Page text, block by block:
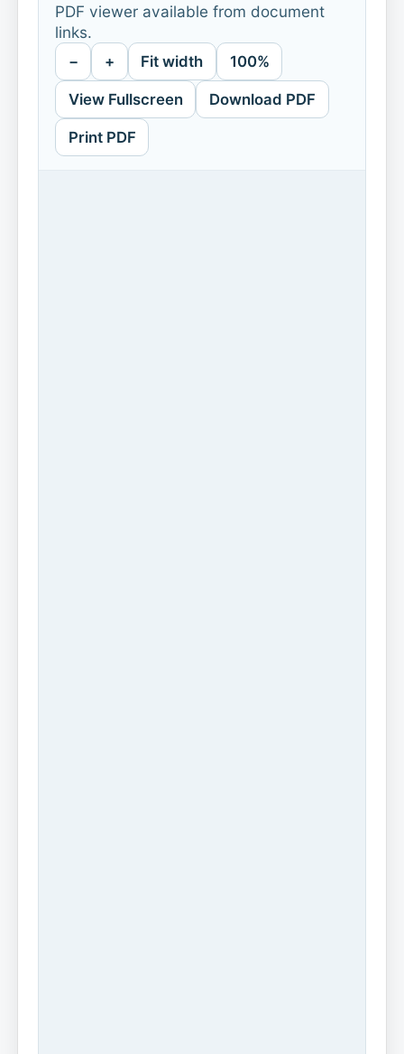
PDF viewer available from document
links.
− + Fit width 100%
View Fullscreen Download PDF
Print PDF